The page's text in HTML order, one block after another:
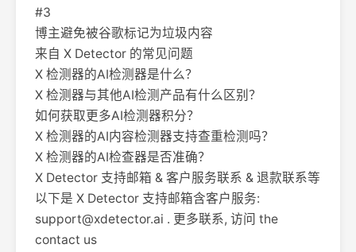
#3
博主避免被谷歌标记为垃圾内容
来自 X Detector 的常见问题
X 检测器的AI检测器是什么？
X 检测器与其他AI检测产品有什么区别？
如何获取更多AI检测器积分？
X 检测器的AI内容检测器支持查重检测吗？
X 检测器的AI检查器是否准确？
X Detector 支持邮箱 & 客户服务联系 & 退款联系等
以下是 X Detector 支持邮箱含客户服务:
support@xdetector.ai . 更多联系, 访问 the
contact us